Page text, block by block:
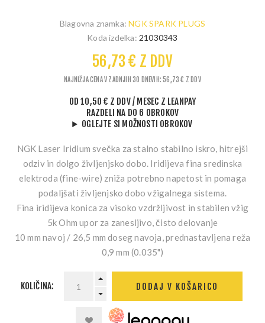
Blagovna znamka: NGK SPARK PLUGS
Koda izdelka: 21030343
56,73 € Z DDV
NAJNIŽJA CENA V ZADNJIH 30 DNEVIH: 56,73 € Z DDV
OD 10,50 € Z DDV/ MESEC Z LEANPAY
RAZDELI NA DO 6 OBROKOV
OGLEJTE SI MOŽNOSTI OBROKOV
NGK Laser Iridium svečka za stalno stabilno iskro, hitrejši
odziv in dolgo življenjsko dobo. Iridijeva fina sredinska
elektroda (fine-wire) zniža potrebno napetost in pomaga
podaljšati življenjsko dobo vžigalnega sistema.
Fina iridijeva konica za visoko vzdržljivost in stabilen vžig
5k Ohm upor za zanesljivo, čisto delovanje
10 mm navoj / 26,5 mm doseg navoja, prednastavljena reža
0,9 mm (0.035")
KOLIČINA: DODAJ V KOŠARICO